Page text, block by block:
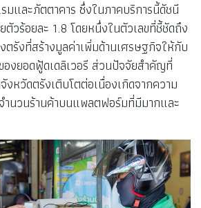
มและภัตตาคาร ซึ่งในภาคบริการนี้ดัชนี
ตัวร้อยละ 1.8 โดยหนึ่งในตัวเลขที่ชี้ชัดถึง
ตรังที่สร้างมูลค่าเพิ่มด้านเศรษฐกิจให้กับ
งยอดฟู้ดเดลิเวอรี ส่วนปัจจัยสำคัญที่
งหวัดตรังเติบโตต่อเนื่องเกิดจากความ
ำนวนร้านค้าบนแพลตฟอร์มที่มีมากและ